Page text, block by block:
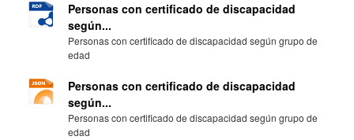
Personas con certificado de discapacidad
según...
Personas con certificado de discapacidad según grupo de
edad
Personas con certificado de discapacidad
según...
Personas con certificado de discapacidad según grupo de
edad